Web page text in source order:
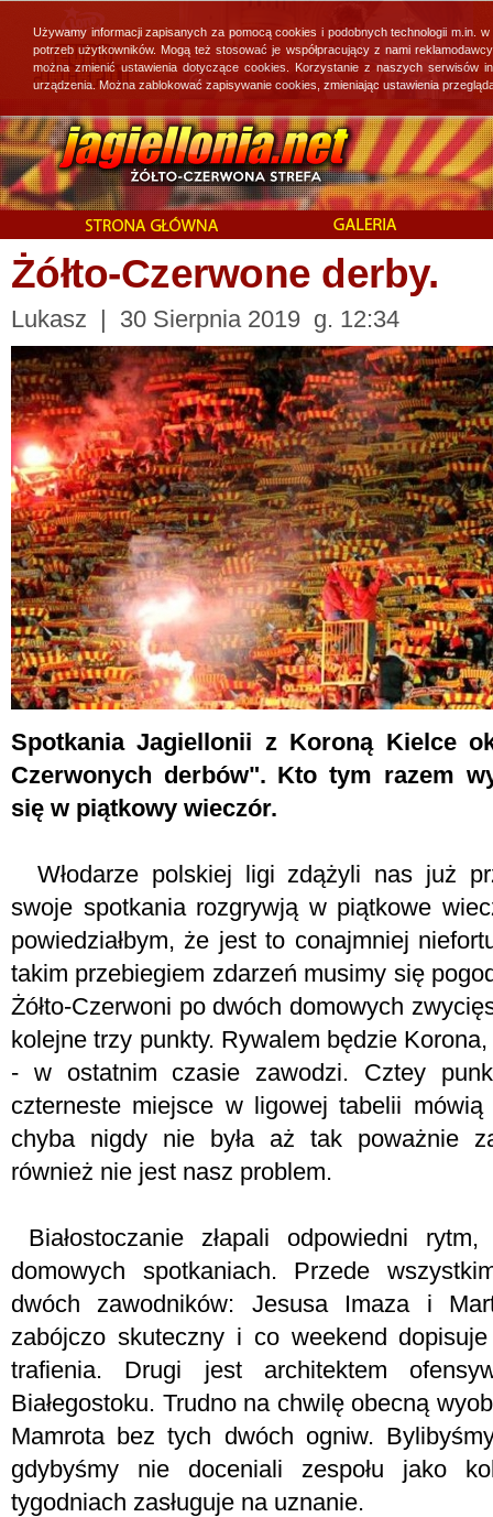
Żółto-Czerwone derby.
Lukasz | 30 Sierpnia 2019 g. 12:34
Spotkania Jagiellonii z Koroną Kielce
Czerwonych derbów". Kto tym razem
się w piątkowy wieczór.
Włodarze polskiej ligi zdążyli nas już
swoje spotkania rozgrywją w piątkowe
powiedziałbym, że jest to conajmniej
takim przebiegiem zdarzeń musimy się
Żółto-Czerwoni po dwóch domowych
kolejne trzy punkty. Rywalem będzie
- w ostatnim czasie zawodzi. Cztey
czterneste miejsce w ligowej tabelii
chyba nigdy nie była aż tak poważnie
również nie jest nasz problem.
Białostoczanie złapali odpowiedni
domowych spotkaniach. Przede
dwóch zawodników: Jesusa Imaza i
zabójczo skuteczny i co weekend
trafienia. Drugi jest architektem
Białegostoku. Trudno na chwilę obecną
Mamrota bez tych dwóch ogniw.
gdybyśmy nie doceniali zespołu jako
tygodniach zasługuje na uznanie.
Używamy informacji zapisanych za pomocą cookies i podobnych technologii
potrzeb użytkowników. Mogą też stosować je współpracujący z nami
można zmienić ustawienia dotyczące cookies. Korzystanie z naszych
urządzenia. Można zablokować zapisywanie cookies, zmieniając ustawienia